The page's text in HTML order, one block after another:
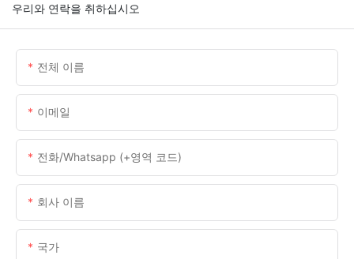
우리와 연락을 취하십시오
전체 이름
이메일
전화/whatsapp (+영역 코드)
회사 이름
국가